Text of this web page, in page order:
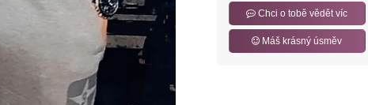
Chci o tobě vědět víc
Máš krásný úsměv